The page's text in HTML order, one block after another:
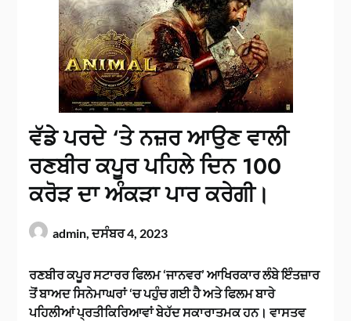
ਵੱਡੇ ਪਰਦੇ ‘ਤੇ ਨਜ਼ਰ ਆਉਣ ਵਾਲੀ
ਰਣਬੀਰ ਕਪੂਰ ਪਹਿਲੇ ਦਿਨ 100
ਕਰੋੜ ਦਾ ਅੰਕੜਾ ਪਾਰ ਕਰੇਗੀ।
admin,ਦਸੰਬਰ 4, 2023
ਰਣਬੀਰ ਕਪੂਰ ਸਟਾਰਰ ਫਿਲਮ ‘ਜਾਨਵਰ’ ਆਖਿਰਕਾਰ ਲੰਬੇ ਇੰਤਜ਼ਾਰ
ਤੋਂ ਬਾਅਦ ਸਿਨੇਮਾਘਰਾਂ ‘ਚ ਪਹੁੰਚ ਗਈ ਹੈ ਅਤੇ ਫਿਲਮ ਬਾਰੇ
ਪਹਿਲੀਆਂ ਪ੍ਰਤੀਕਿਰਿਆਵਾਂ ਬੇਹੱਦ ਸਕਾਰਾਤਮਕ ਹਨ। ਵਾਸਤਵ